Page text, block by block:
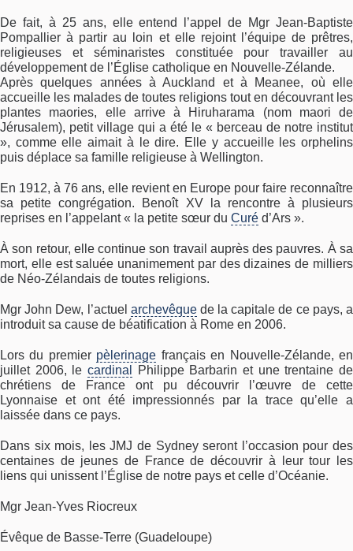
De fait, à 25 ans, elle entend l’appel de Mgr Jean-Baptiste
Pompallier à partir au loin et elle rejoint l’équipe de prêtres,
religieuses et séminaristes constituée pour travailler au
développement de l’Église catholique en Nouvelle-Zélande.
Après quelques années à Auckland et à Meanee, où elle
accueille les malades de toutes religions tout en découvrant les
plantes maories, elle arrive à Hiruharama (nom maori de
Jérusalem), petit village qui a été le « berceau de notre institut
», comme elle aimait à le dire. Elle y accueille les orphelins
puis déplace sa famille religieuse à Wellington.
En 1912, à 76 ans, elle revient en Europe pour faire reconnaître
sa petite congrégation. Benoît XV la rencontre à plusieurs
reprises en l’appelant « la petite sœur du Curé d’Ars ».
À son retour, elle continue son travail auprès des pauvres. À sa
mort, elle est saluée unanimement par des dizaines de milliers
de Néo-Zélandais de toutes religions.
Mgr John Dew, l’actuel archevêquede la capitale de ce pays, a
introduit sa cause de béatification à Rome en 2006.
Lors du premier pèlerinage français en Nouvelle-Zélande, en
juillet 2006, le cardinal
Philippe Barbarin et une trentaine de
chrétiens de France ont pu découvrir l’œuvre de cette
Lyonnaise et ont été impressionnés par la trace qu’elle a
laissée dans ce pays.
Dans six mois, les JMJ de Sydney seront l’occasion pour des
centaines de jeunes de France de découvrir à leur tour les
liens qui unissent l’Église de notre pays et celle d’Océanie.
Mgr Jean-Yves Riocreux
Évêque de Basse-Terre (Guadeloupe)